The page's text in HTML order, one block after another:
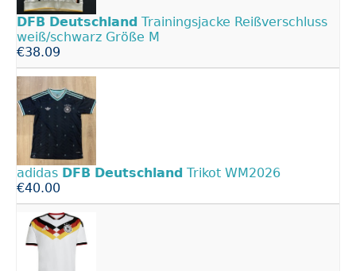
DFB Deutschland Trainingsjacke Reißverschluss
weiß/schwarz Größe M
€38.09
adidas DFB Deutschland Trikot WM2026
€40.00